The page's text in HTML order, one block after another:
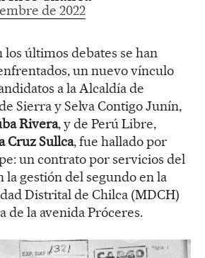
de 2022
últimos debates se han
un nuevo vínculo
a la Alcaldía de
Sierra y Selva Contigo Junín,
Rivera, y de Perú Libre,
Cruz Sullca, fue hallado por
un contrato por servicios del
gestión del segundo en la
Distrital de Chilca (MDCH)
de la avenida Próceres.